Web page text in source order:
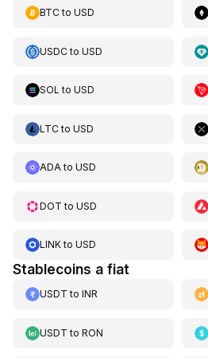
BTCto USD
USDCto USD
SOL to USD
LTCto USD
ADAto USD
DOT to USD
LINKto USD
Stablecoins a fiat
USDT to INR
USDT to RON